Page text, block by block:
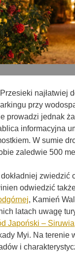
najłatwiej
przy
prowadzi jednak
informacyjna
W sumie
zaledwie 500
zwiedzić
odwiedzić
, Kamień
latach uwagę
Japoński – Siruwia
Myi. Na terenie
i